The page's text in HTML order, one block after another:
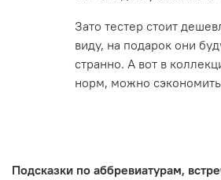
Зато тестер стоит
виду, на подарок они
странно. А вот в
норм, можно
Подсказки по аббревиатурам,